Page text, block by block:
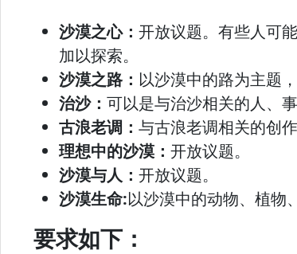
沙漠之心： 开放议题。有些人可
加以探索。
沙漠之路： 以沙漠中的路为主题
治沙： 可以是与治沙相关的人、
古浪老调： 与古浪老调相关的创
理想中的沙漠： 开放议题。
沙漠与人： 开放议题。
沙漠生命:以沙漠中的动物、植物
要求如下：